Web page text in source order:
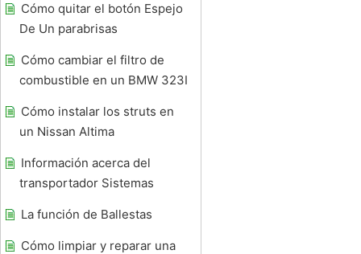
Cómo quitar el botón Espejo
De Un parabrisas
Cómo cambiar el filtro de
combustible en un BMW 323I
Cómo instalar los struts en
un Nissan Altima
Información acerca del
transportador Sistemas
La función de Ballestas
Cómo limpiar y reparar una